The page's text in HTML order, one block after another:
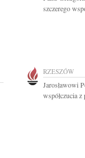
szczerego
RZESZÓW
Jarosławowi
współczucia